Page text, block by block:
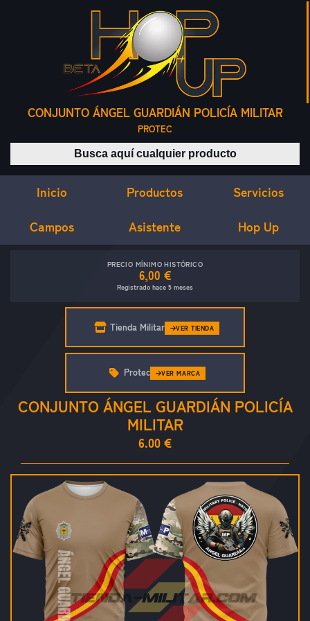
CONJUNTO ÁNGEL GUARDIÁN POLICÍA MILITAR
PROTEC
Buscar productos
Inicio Productos Servicios
Campos Asistente Hop Up
PRECIO MÍNIMO HISTÓRICO
6,00 €
Registrado hace 5 meses
Tienda Militar VER TIENDA
CONJUNTO ÁNGEL GUARDIÁN POLICÍA
MILITAR
6.00 €
Protec VER MARCA